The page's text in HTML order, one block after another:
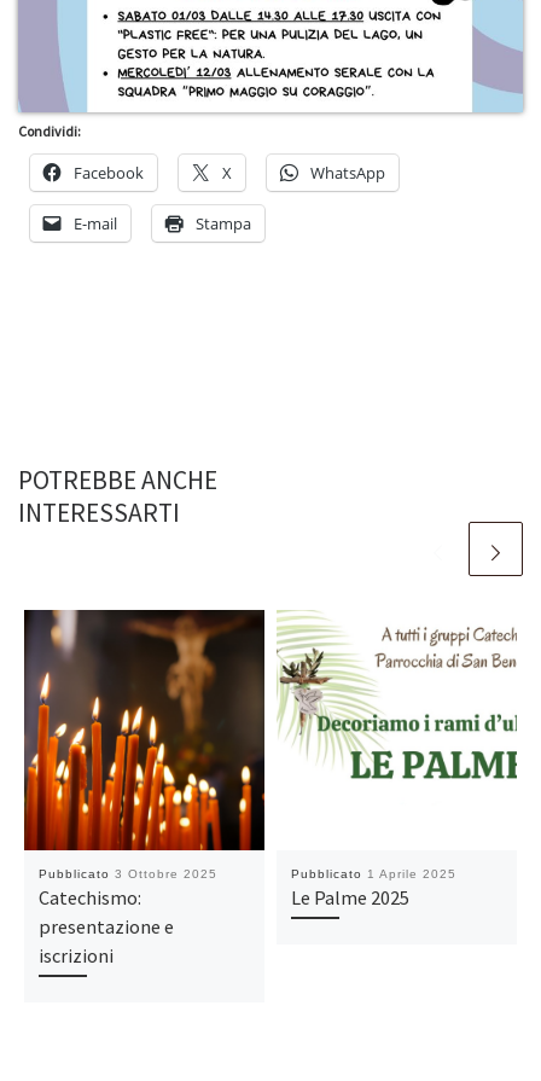
Condividi:
Facebook X WhatsApp
E-mail Stampa
POTREBBE ANCHE
INTERESSARTI
Pubblicato 3 Ottobre 2025
Catechismo:
presentazione e
iscrizioni
Pubblicato 1 Aprile 2025
Le Palme 2025